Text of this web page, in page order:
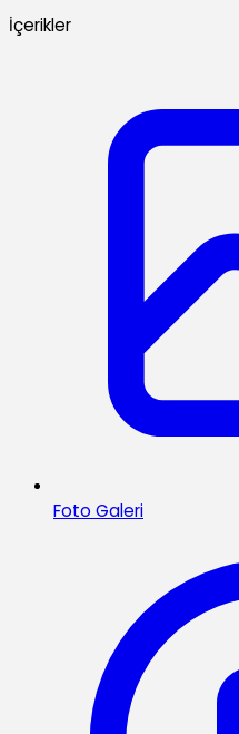
İçerikler
Foto Galeri